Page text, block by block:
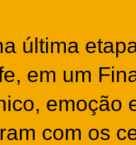
última
em um
emoção
com os